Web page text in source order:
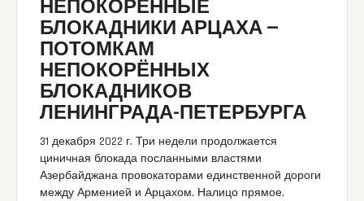
НЕПОКОРЁННЫЕ
БЛОКАДНИКИ АРЦАХА —
ПОТОМКАМ
НЕПОКОРЁННЫХ
БЛОКАДНИКОВ
ЛЕНИНГРАДА-ПЕТЕРБУРГА
31 декабря 2022 г. Три недели продолжается
циничная блокада посланными властями
Азербайджана провокаторами единственной дороги
между Арменией и Арцахом. Налицо прямое,